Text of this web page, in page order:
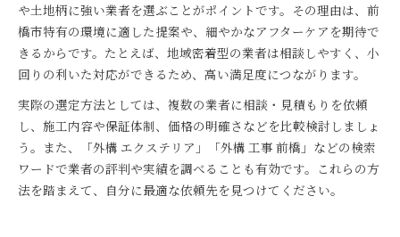
や土地柄に強い業者を選ぶことがポイントです。その理由は、前
橋市特有の環境に適した提案や、細やかなアフターケアを期待で
きるからです。たとえば、地域密着型の業者は相談しやすく、小
回りの利いた対応ができるため、高い満足度につながります。
実際の選定方法としては、複数の業者に相談・見積もりを依頼
し、施工内容や保証体制、価格の明確さなどを比較検討しましょ
う。また、「外構 エクステリア」「外構 工事 前橋」などの検索
ワードで業者の評判や実績を調べることも有効です。これらの方
法を踏まえて、自分に最適な依頼先を見つけてください。